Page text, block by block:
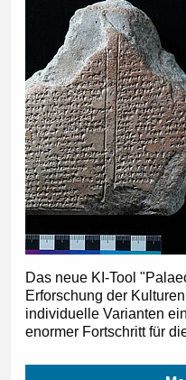
Das neue KI-Tool
Erforschung der
individuelle Varianten
enormer Fortschritt für